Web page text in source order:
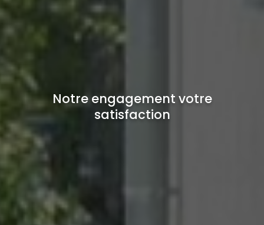
Notre engagement votre
satisfaction